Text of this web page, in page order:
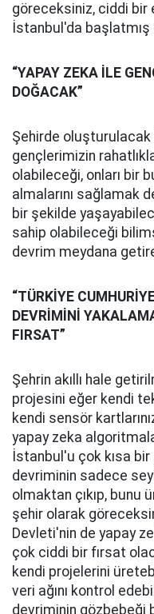
göreceksiniz, ciddi bir
İstanbul'da başlatmış
“YAPAY ZEKA İLE
DOĞACAK”
Şehirde
gençlerimizin
olabileceği, onları bir
almalarını sağlamak
bir şekilde
sahip olabileceği
devrim meydana
“TÜRKİYE
DEVRİMİNİ
FIRSAT”
Şehrin akıllı hale
projesini eğer kendi
kendi sensör
yapay zeka
İstanbul'u çok kısa
devriminin sadece
olmaktan çıkıp, bunu
şehir olarak
Devleti'nin de yapay
çok ciddi bir fırsat
kendi projelerini
veri ağını kontrol
devriminin gözbebeği